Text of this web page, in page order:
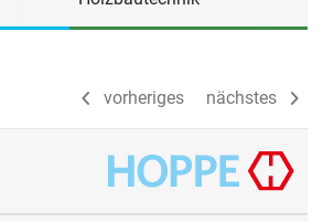
vorheriges nächstes